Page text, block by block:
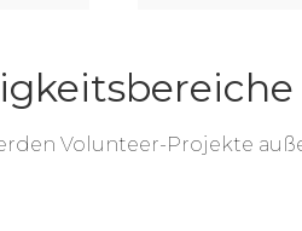
Volunteer-Projekte